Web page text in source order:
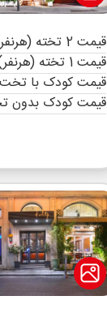
قیمت 2 تخته (هرنفر)
قیمت 1 تخته (هرنفر)
قیمت کودک با
قیمت کودک بدون